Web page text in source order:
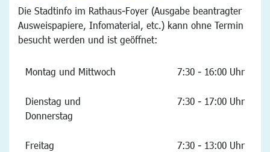
Die Stadtinfo im Rathaus-Foyer (Ausgabe beantragter
Ausweispapiere, Infomaterial, etc.) kann ohne Termin
besucht werden und ist geöffnet:
Montag und Mittwoch 7:30 - 16:00 Uhr
Dienstag und
Donnerstag
7:30 - 17:00 Uhr
Freitag 7:30 - 13:00 Uhr